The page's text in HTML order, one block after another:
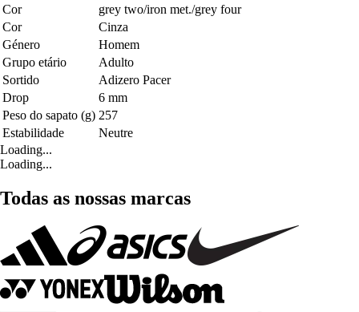
Cor
grey two/iron met./grey four
Cor
Cinza
Género
Homem
Grupo etário
Adulto
Sortido
Adizero Pacer
Drop
6 mm
Peso do sapato (g) 257
Estabilidade
Neutre
Loading...
Loading...
Todas as nossas marcas